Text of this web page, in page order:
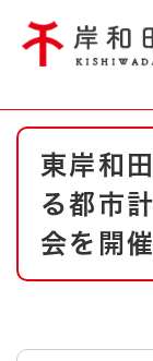
やさしい日本語
文字サイズ 標準
防災
ハザ
本
東岸和
る都市
会を開